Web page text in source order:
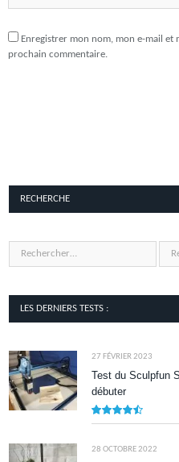
Enregistrer mon nom, mon e-mail et
prochain commentaire.
RECHERCHE
LES DERNIERS TESTS :
27 FÉVRIER 2023
Test du Sculpfun
débuter
28 OCTOBRE 2022